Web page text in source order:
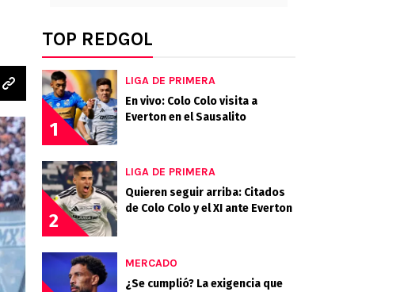
TOP REDGOL
1
LIGA DE PRIMERA
En vivo: Colo Colo visita a
Everton en el Sausalito
2
LIGA DE PRIMERA
Quieren seguir arriba: Citados
de Colo Colo y el XI ante Everton
MERCADO
¿Se cumplió? La exigencia que